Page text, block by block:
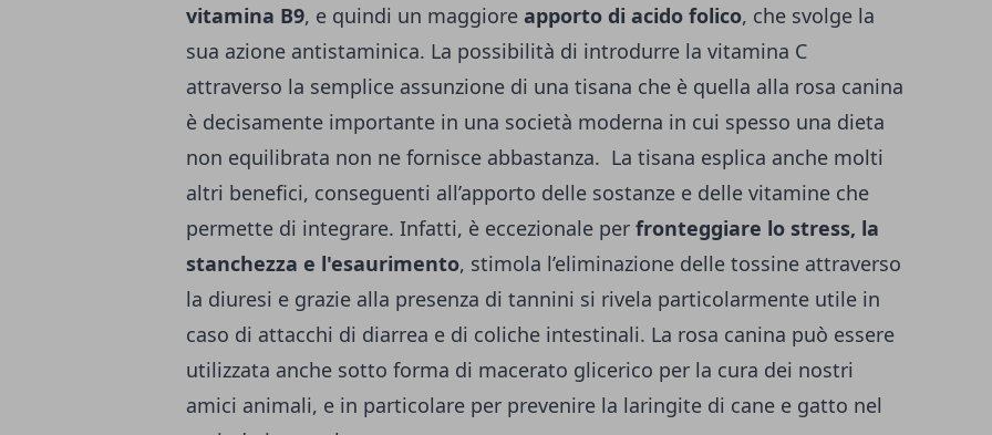
vitamina B9, e quindi un maggiore apporto di acido folico, che svolge la
sua azione antistaminica. La possibilità di introdurre la vitamina C
attraverso la semplice assunzione di una tisana che è quella alla rosa canina
è decisamente importante in una società moderna in cui spesso una dieta
non equilibrata non ne fornisce abbastanza. La tisana esplica anche molti
altri benefici, conseguenti all’apporto delle sostanze e delle vitamine che
permette di integrare. Infatti, è eccezionale per fronteggiare lo stress, la
stanchezza e l'esaurimento, stimola l’eliminazione delle tossine attraverso
la diuresi e grazie alla presenza di tannini si rivela particolarmente utile in
caso di attacchi di diarrea e di coliche intestinali. La rosa canina può essere
utilizzata anche sotto forma di macerato glicerico per la cura dei nostri
amici animali, e in particolare per prevenire la laringite di cane e gatto nel